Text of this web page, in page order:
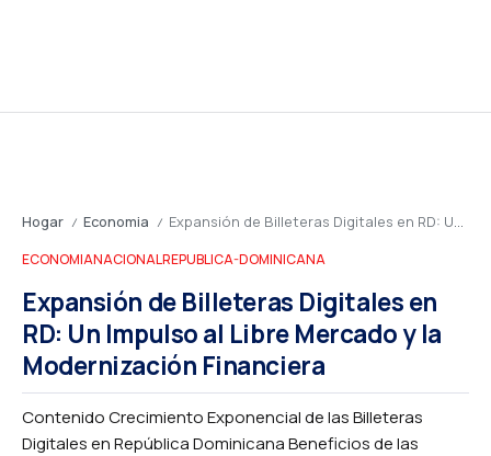
Hogar / Economia / Expansión de Billeteras Digitales en RD: Un Impulso al Libre Mercado y la Modernización Financiera
ECONOMIANACIONALREPUBLICA-DOMINICANA
Expansión de Billeteras Digitales en
RD: Un Impulso al Libre Mercado y la
Modernización Financiera
Contenido Crecimiento Exponencial de las Billeteras
Digitales en República Dominicana Beneficios de las